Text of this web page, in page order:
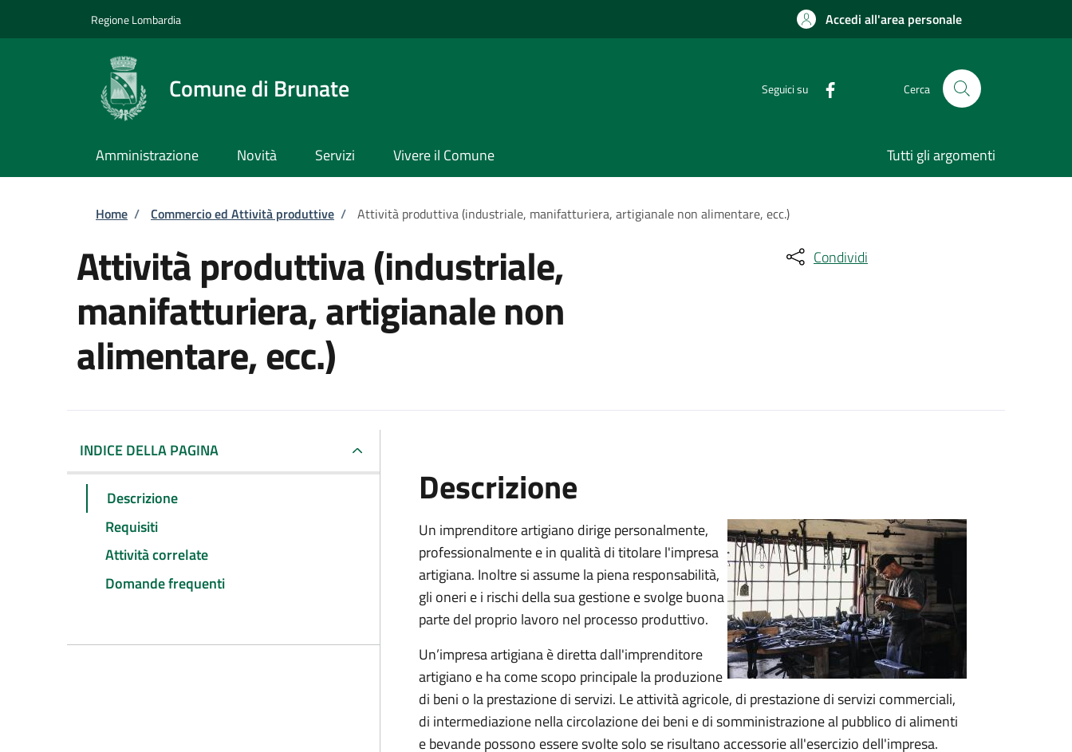
Regione Lombardia Accedi all'area personale
Comune di Brunate Seguici su Cerca
Amministrazione Novità Servizi Vivere il Comune Tutti gli argomenti
Briciole di pane
Home / Commercio ed Attività produttive / Attività produttiva (industriale, manifatturiera, artigianale non alimentare, ecc.)
Attività produttiva (industriale,
manifatturiera, artigianale non
alimentare, ecc.)
Condividi
INDICE DELLA PAGINA
Descrizione
Requisiti
Attività correlate
Domande frequenti
Descrizione
Un imprenditore artigiano dirige personalmente,
professionalmente e in qualità di titolare l'impresa
artigiana. Inoltre si assume la piena responsabilità,
gli oneri e i rischi della sua gestione e svolge buona
parte del proprio lavoro nel processo produttivo.
Un’impresa artigiana è diretta dall'imprenditore
artigiano e ha come scopo principale la produzione
di beni o la prestazione di servizi. Le attività agricole, di prestazione di servizi commerciali,
di intermediazione nella circolazione dei beni e di somministrazione al pubblico di alimenti
e bevande possono essere svolte solo se risultano accessorie all'esercizio dell'impresa.